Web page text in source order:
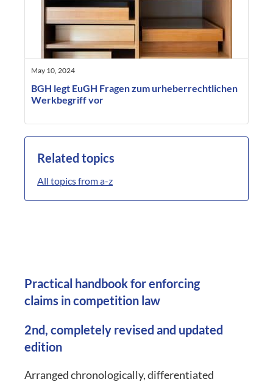
May 10, 2024
BGH legt EuGH Fragen zum urheberrechtlichen
Werkbegriff vor
Related topics
All topics from a-z
Practical handbook for enforcing
claims in competition law
2nd, completely revised and updated
edition
Arranged chronologically, differentiated